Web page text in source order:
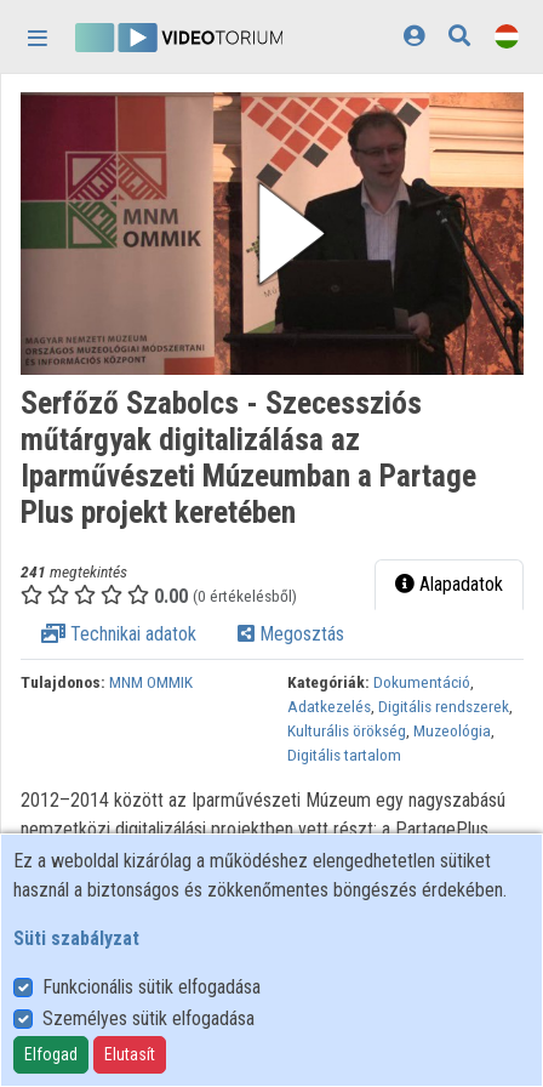
Bejelentkezés
Felfedezés
Intézmények
Közreműködők
Megjelenés:világos
Serfőző Szabolcs - Szecessziós
műtárgyak digitalizálása az
Iparművészeti Múzeumban a Partage
Plus projekt keretében
241 megtekintés
0.00 (0 értékelésből) Alapadatok
Technikai adatok Megosztás
Tulajdonos: MNM OMMIK Kategóriák: Dokumentáció,
Adatkezelés, Digitális rendszerek,
Kulturális örökség, Muzeológia,
Digitális tartalom
2012–2014 között az Iparművészeti Múzeum egy nagyszabású
nemzetközi digitalizálási projektben vett részt: a PartagePlus
nevű program 25 európai intézmény részvételével, EU-
támogatással valósult meg, célja az európai szecessziós örökség
volt. A projekt keretében az IMM mintegy 7000 műtárgyának
digitalizálására került sor, emellett a magyarországi szecessziós
építészet mintegy 60 kiemelkedő jelentőségű emlékének
fotódokumentációja is elkészült.
Ez a weboldal kizárólag a működéshez elengedhetetlen sütiket
használ a biztonságos és zökkenőmentes böngészés érdekében.
Süti szabályzat
Funkcionális sütik elfogadása
Személyes sütik elfogadása
Elfogad Elutasít